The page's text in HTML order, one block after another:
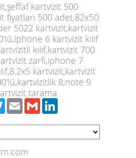
kartvizit 500
fiyatları 500 adet,82x50
5022 kartvizit,kartvizit
6 kartvizit kılıf
kılıf,kartvizit 700
zarfı,iphone 7
kartvizit,kartvizit
8,note 9
tarama
TwitterEmailGmail